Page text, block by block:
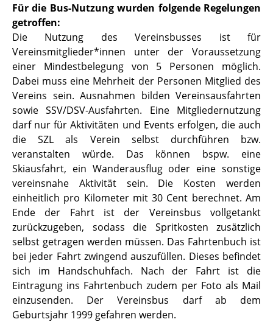
Für die Bus-Nutzung wurden folgende Regelungen
getroffen:
Die Nutzung des Vereinsbusses ist für
Vereinsmitglieder*innen unter der Voraussetzung
einer Mindestbelegung von 5 Personen möglich.
Dabei muss eine Mehrheit der Personen Mitglied des
Vereins sein. Ausnahmen bilden Vereinsausfahrten
sowie SSV/DSV-Ausfahrten. Eine Mitgliedernutzung
darf nur für Aktivitäten und Events erfolgen, die auch
die SZL als Verein selbst durchführen bzw.
veranstalten würde. Das können bspw. eine
Skiausfahrt, ein Wanderausflug oder eine sonstige
vereinsnahe Aktivität sein. Die Kosten werden
einheitlich pro Kilometer mit 30 Cent berechnet. Am
Ende der Fahrt ist der Vereinsbus vollgetankt
zurückzugeben, sodass die Spritkosten zusätzlich
selbst getragen werden müssen. Das Fahrtenbuch ist
bei jeder Fahrt zwingend auszufüllen. Dieses befindet
sich im Handschuhfach. Nach der Fahrt ist die
Eintragung ins Fahrtenbuch zudem per Foto als Mail
einzusenden. Der Vereinsbus darf ab dem
Geburtsjahr 1999 gefahren werden.